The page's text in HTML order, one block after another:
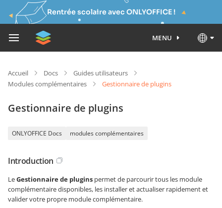
Rentrée scolaire avec ONLYOFFICE !
MENU
Accueil Docs
Guides utilisateurs
Modules complémentaires
Gestionnaire de plugins
Gestionnaire de plugins
ONLYOFFICE Docs modules complémentaires
Introduction
LeGestionnaire de plugins permet de parcourir tous les module
complémentaire disponibles, les installer et actualiser rapidement et
valider votre propre module complémentaire.